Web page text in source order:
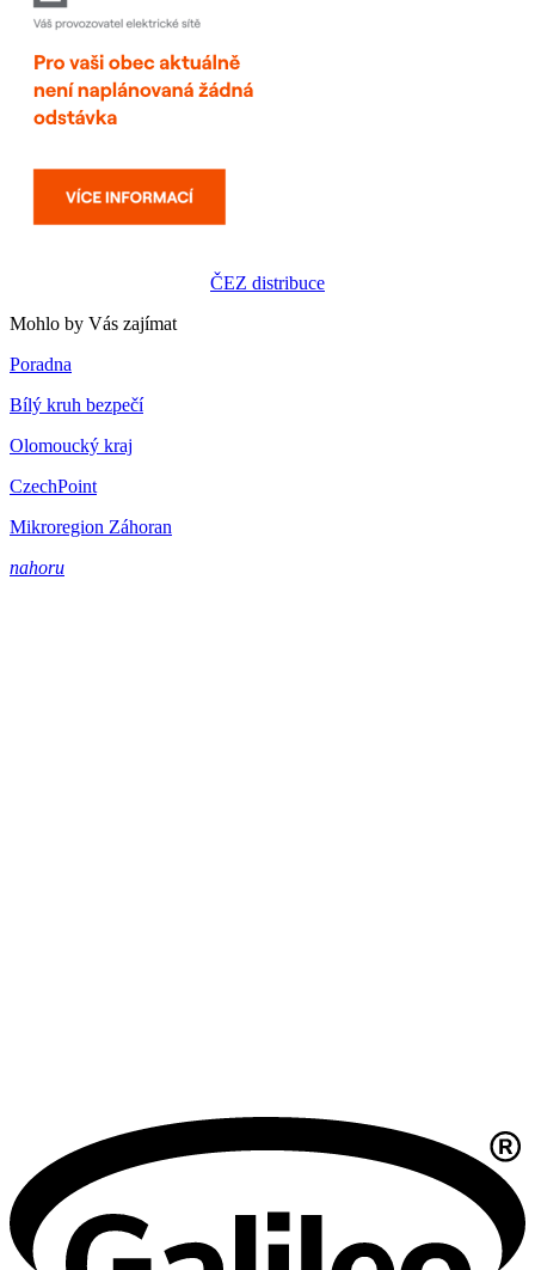
ČEZ distribuce
Mohlo by Vás zajímat
Poradna
Bílý kruh bezpečí
Olomoucký kraj
CzechPoint
Mikroregion Záhoran
nahoru